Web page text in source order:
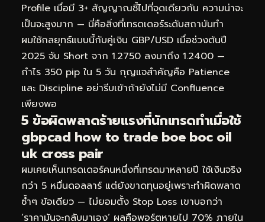
Profile เมื่อมี 3+ สัญญาณชี้ไปที่จุดเดียวกัน ความน่าจะ
เป็นจะสูงมาก — นี่คือสิ่งที่เทรดเดอร์ระดับสถาบันทำ
ผมใช้กลยุทธ์แบบนี้กับคู่เงิน GBP/USD เมื่อช่วงต้นปี
2025 จับ Short จาก 1.2750 ลงมาถึง 1.2400 —
กำไร 350 pip ใน 5 วัน กุญแจสำคัญคือ Patience
และ Discipline อย่ารีบเข้าถ้ายังไม่มี Confluence
เพียงพอ
5 ข้อผิดพลาดร้ายแรงที่นักเทรดทำเมื่อใช้
gbpcad how to trade boe boc oil
uk cross pair
ผมเคยเห็นเทรดเดอร์คนหนึ่งที่เทรดมาหลายปี ใช้เงินจริง
กว่า 5 หมื่นดอลลาร์ แต่ยังขาดทุนอยู่เพราะทำผิดพลาด
ซ้ำๆ ข้อเดียว — ไม่ยอมตั้ง Stop Loss เขาบอกว่า
‘ราคามันจะกลับมาเอง’ ผลคือพอร์ตหายไป 70% ภายใน